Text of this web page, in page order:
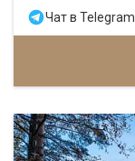
Чат в Telegram